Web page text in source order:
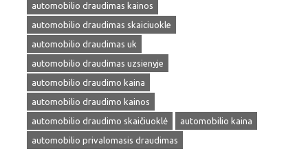
automobilio draudimas kainos
automobilio draudimas skaiciuokle
automobilio draudimas uk
automobilio draudimas uzsienyje
automobilio draudimo kaina
automobilio draudimo kainos
automobilio draudimo skaičiuoklė
automobilio kaina
automobilio privalomasis draudimas